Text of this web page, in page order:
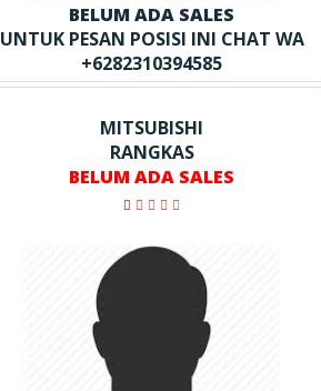
BELUM ADA SALES
UNTUK PESAN POSISI INI CHAT WA
+6282310394585
MITSUBISHI
RANGKAS
BELUM ADA SALES